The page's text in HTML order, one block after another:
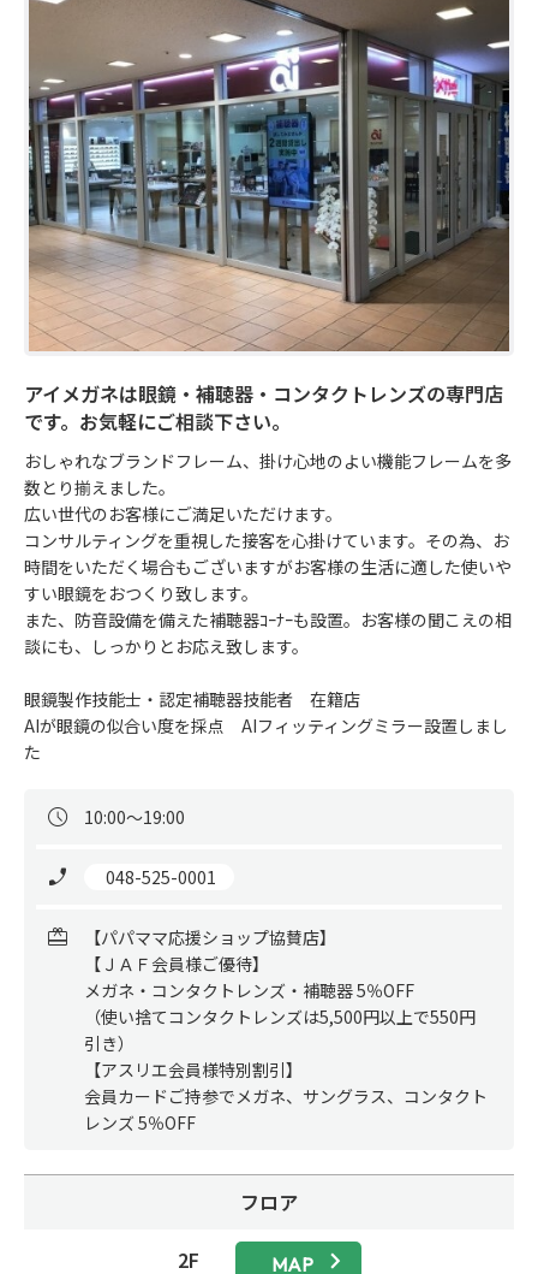
アイメガネは眼鏡・補聴器・コンタクトレンズの専門店
です。お気軽にご相談下さい。
おしゃれなブランドフレーム、掛け心地のよい機能フレームを多
数とり揃えました。
広い世代のお客様にご満足いただけます。
コンサルティングを重視した接客を心掛けています。その為、お
時間をいただく場合もございますがお客様の生活に適した使いや
すい眼鏡をおつくり致します。
また、防音設備を備えた補聴器ｺｰﾅｰも設置。お客様の聞こえの相
談にも、しっかりとお応え致します。
眼鏡製作技能士・認定補聴器技能者　在籍店
AIが眼鏡の似合い度を採点　AIフィッティングミラー設置しまし
た
10:00～19:00
048-525-0001
【パパママ応援ショップ協賛店】
【ＪＡＦ会員様ご優待】
メガネ・コンタクトレンズ・補聴器 5％OFF
（使い捨てコンタクトレンズは5,500円以上で550円
引き）
【アスリエ会員様特別割引】
会員カードご持参でメガネ、サングラス、コンタクト
レンズ 5％OFF
フロア
2F MAP